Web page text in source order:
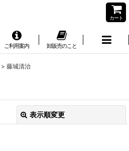
カート
ご利用案内 卸販売のこと
> 藤城清治
表示順変更